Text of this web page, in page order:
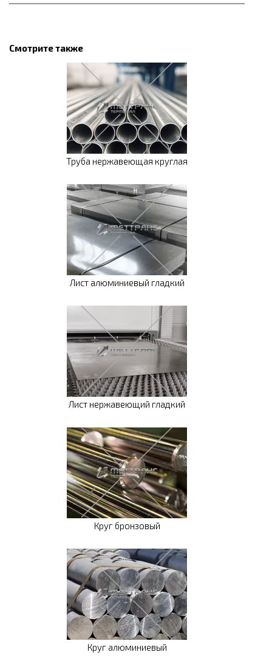
Смотрите также
Труба нержавеющая круглая
Лист алюминиевый гладкий
Лист нержавеющий гладкий
Круг бронзовый
Круг алюминиевый